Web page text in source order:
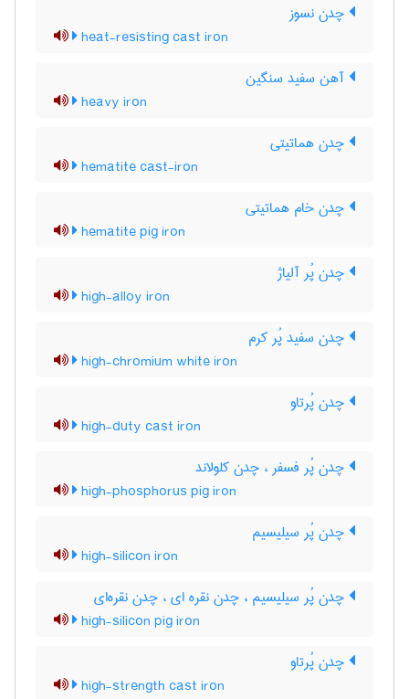
چدن نسوز
heat-resisting cast iron
آهن سفید سنگین
heavy iron
چدن هماتیتی
hematite cast-iron
چدن خام هماتیتی
hematite pig iron
چدن پُر آلیاژ
high-alloy iron
چدن سفید پُر کرم
high-chromium white iron
چدن پُرتاو
high-duty cast iron
چدن پُر فسفر ، چدن کلولاند
high-phosphorus pig iron
چدن پُر سیلیسیم
high-silicon iron
چدن پُر سیلیسیم ، چدن نقره ای ، چدن نقره‌ای
high-silicon pig iron
چدن پُرتاو
high-strength cast iron